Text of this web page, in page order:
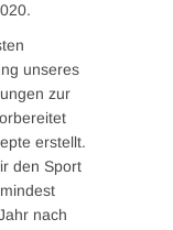
unseres
zur
erstellt.
den Sport
nach